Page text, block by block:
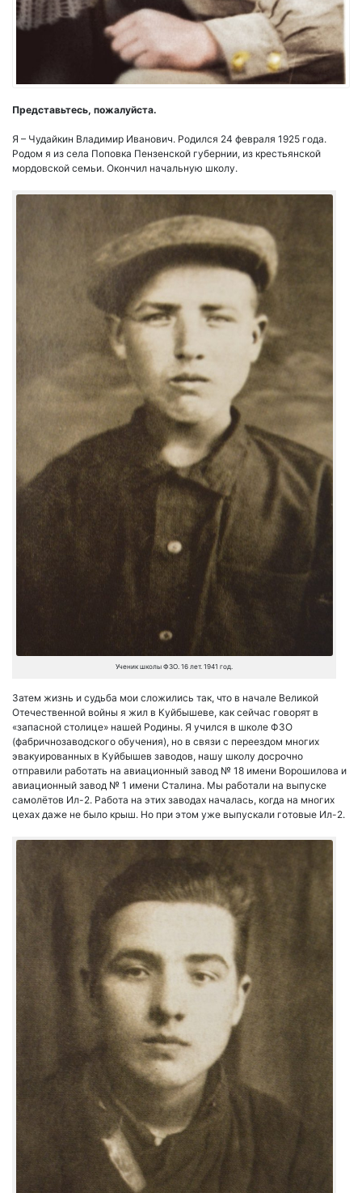
Представьтесь, пожалуйста.
Я – Чудайкин Владимир Иванович. Родился 24 февраля 1925 года.
Родом я из села Поповка Пензенской губернии, из крестьянской
мордовской семьи. Окончил начальную школу.
Ученик школы ФЗО. 16 лет. 1941 год.
Затем жизнь и судьба мои сложились так, что в начале Великой
Отечественной войны я жил в Куйбышеве, как сейчас говорят в
«запасной столице» нашей Родины. Я учился в школе ФЗО
(фабричнозаводского обучения), но в связи с переездом многих
эвакуированных в Куйбышев заводов, нашу школу досрочно
отправили работать на авиационный завод № 18 имени Ворошилова и
авиационный завод № 1 имени Сталина. Мы работали на выпуске
самолётов Ил-2. Работа на этих заводах началась, когда на многих
цехах даже не было крыш. Но при этом уже выпускали готовые Ил-2.